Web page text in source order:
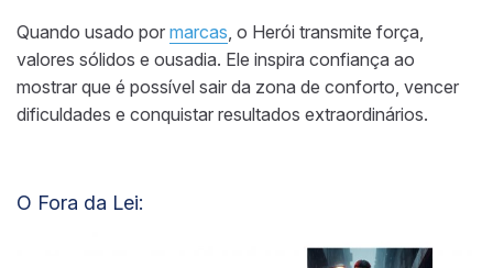
Quando usado por marcas, o Herói transmite força,
valores sólidos e ousadia. Ele inspira confiança ao
mostrar que é possível sair da zona de conforto, vencer
dificuldades e conquistar resultados extraordinários.
O Fora da Lei: